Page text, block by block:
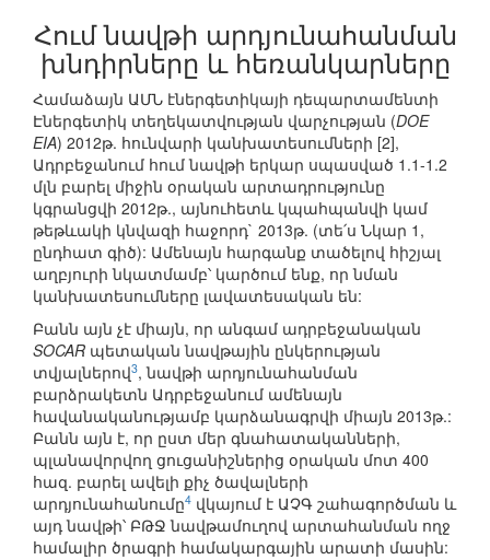
Հում նավթի արդյունահանման
խնդիրները և հեռանկարները
Համաձայն ԱՄՆ էներգետիկայի դեպարտամենտի
Էներգետիկ տեղեկատվության վարչության (DOE
EIA) 2012թ. հունվարի կանխատեսումների [2],
Ադրբեջանում հում նավթի երկար սպասված 1.1-1.2
մլն բարել միջին օրական արտադրությունը
կգրանցվի 2012թ., այնուհետև կպահպանվի կամ
թեթևակի կնվազի հաջորդ` 2013թ. (տե՛ս Նկար 1,
ընդհատ գիծ): Ամենայն հարգանք տածելով հիշյալ
աղբյուրի նկատմամբ՝ կարծում ենք, որ նման
կանխատեսումները լավատեսական են:
Բանն այն չէ միայն, որ անգամ ադրբեջանական
SOCAR պետական նավթային ընկերության
տվյալներով3, նավթի արդյունահանման
բարձրակետն Ադրբեջանում ամենայն
հավանականությամբ կարձանագրվի միայն 2013թ.:
Բանն այն է, որ ըստ մեր գնահատականների,
պլանավորվող ցուցանիշներից օրական մոտ 400
հազ. բարել ավելի քիչ ծավալների
արդյունահանումը4 վկայում է ԱՉԳ շահագործման և
այդ նավթի՝ ԲԹՋ նավթամուղով արտահանման ողջ
համալիր ծրագրի համակարգային արատի մասին: